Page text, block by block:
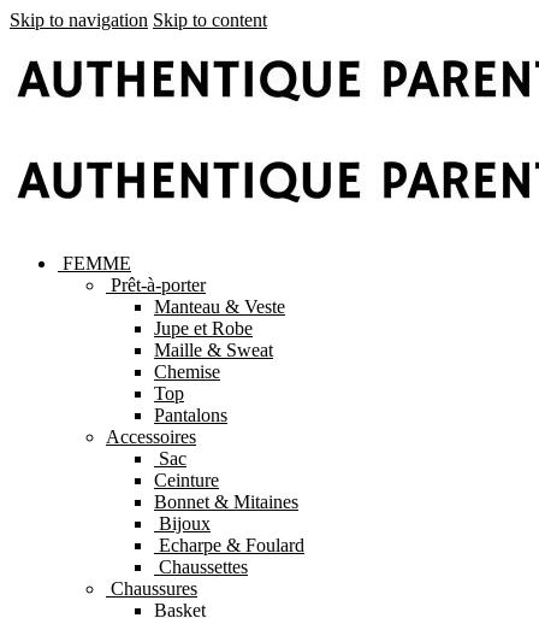
Skip to navigation Skip to content
FEMME
Prêt-à-porter
Manteau & Veste
Jupe et Robe
Maille & Sweat
Chemise
Top
Pantalons
Accessoires
Sac
Ceinture
Bonnet & Mitaines
Bijoux
Echarpe & Foulard
Chaussettes
Chaussures
Basket